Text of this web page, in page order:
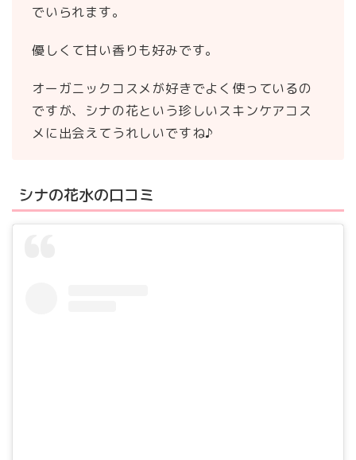
でいられます。
優しくて甘い香りも好みです。
オーガニックコスメが好きでよく使っているの
ですが、シナの花という珍しいスキンケアコス
メに出会えてうれしいですね♪
シナの花水の口コミ